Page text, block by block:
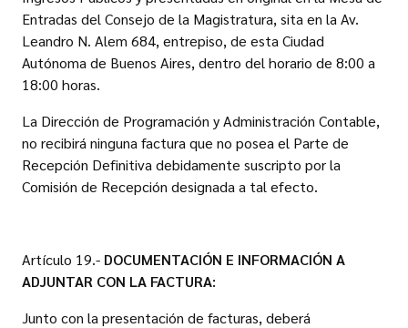
Entradas del Consejo de la Magistratura, sita en la Av.
Leandro N. Alem 684, entrepiso, de esta Ciudad
Autónoma de Buenos Aires, dentro del horario de 8:00 a
18:00 horas.
La Dirección de Programación y Administración Contable,
no recibirá ninguna factura que no posea el Parte de
Recepción Definitiva debidamente suscripto por la
Comisión de Recepción designada a tal efecto.
Artículo 19.- DOCUMENTACIÓN E INFORMACIÓN A
ADJUNTAR CON LA FACTURA:
Junto con la presentación de facturas, deberá